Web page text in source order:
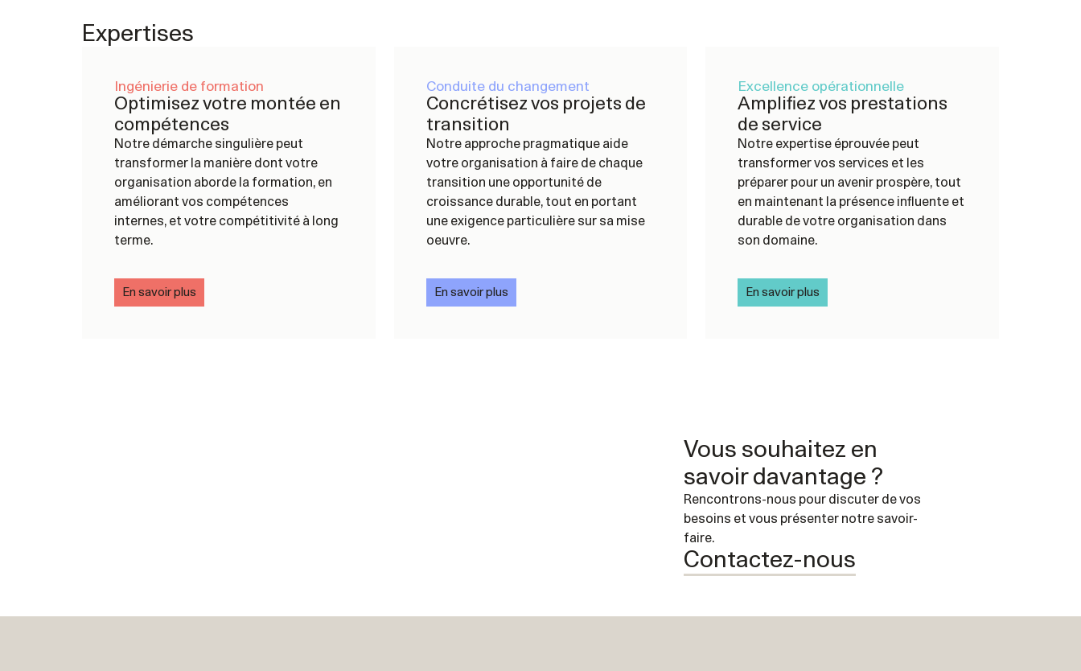
Expertises
Ingénierie de formation
Optimisez votre montée en
compétences
Notre démarche singulière peut
transformer la manière dont votre
organisation aborde la formation, en
améliorant vos compétences
internes, et votre compétitivité à long
terme.
En savoir plus
Conduite du changement
Concrétisez vos projets de
transition
Notre approche pragmatique aide
votre organisation à faire de chaque
transition une opportunité de
croissance durable, tout en portant
une exigence particulière sur sa mise
oeuvre.
En savoir plus
Excellence opérationnelle
Amplifiez vos prestations
de service
Notre expertise éprouvée peut
transformer vos services et les
préparer pour un avenir prospère, tout
en maintenant la présence influente et
durable de votre organisation dans
son domaine.
En savoir plus
Vous souhaitez en
savoir davantage ?
Rencontrons-nous pour discuter de vos
besoins et vous présenter notre savoir-
faire.
Contactez-nous